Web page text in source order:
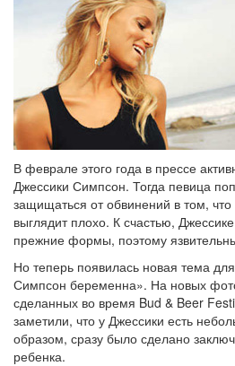
В феврале этого года в прессе
Джессики Симпсон. Тогда певица
защищаться от обвинений в том, что
выглядит плохо. К счастью,
прежние формы, поэтому
Но теперь появилась новая тема
Симпсон беременна». На новых
сделанных во время Bud & Beer
заметили, что у Джессики есть
образом, сразу было сделано
ребенка.